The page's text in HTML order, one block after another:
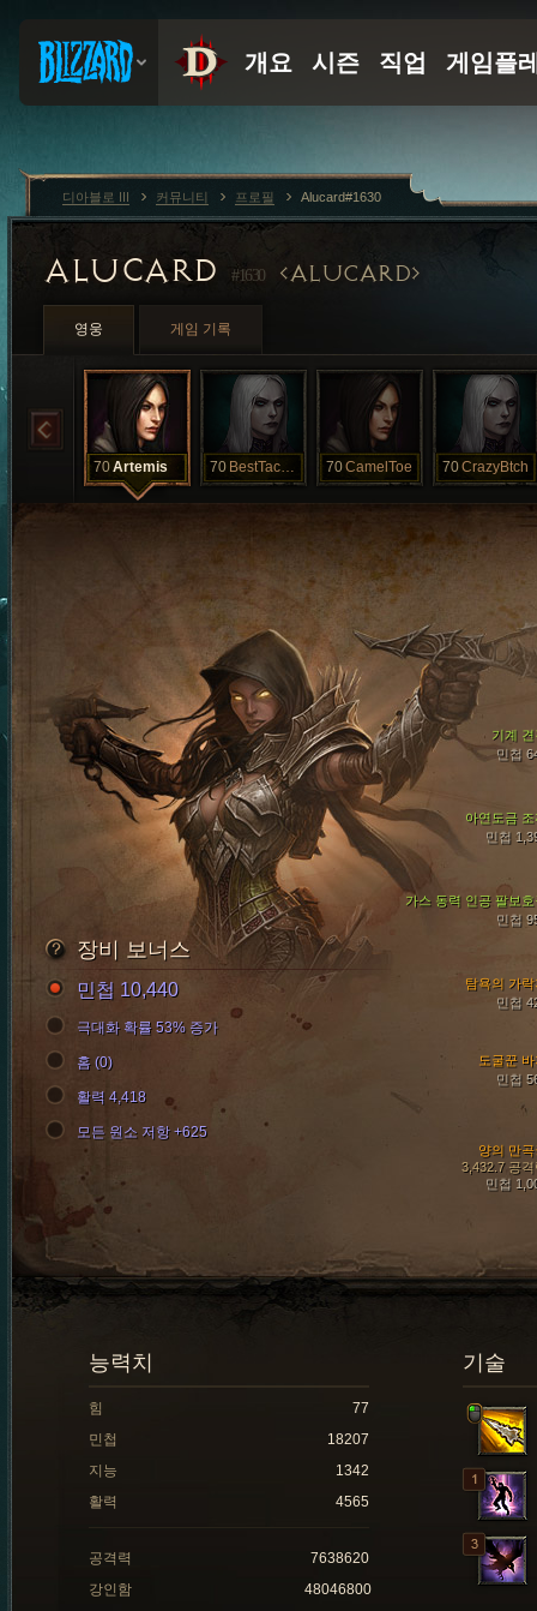
ALUCARD #1630 ALUCARD
영웅 게임 기록
70Artemis 70 BestTacoEver 70CamelToe 70CrazyBtch
아연도금 조
민첩
가스 동력 인공 팔보호
민첩
기계 견
민첩
도굴꾼
민첩
양의 만곡
3,432.7 공격
민첩
탐욕의 가락
민첩
장비 보너스
민첩 10,440
극대화 확률 53% 증가
홈 (0)
활력 4,418
모든 원소 저항 +625
기술
능력치
힘
77
민첩
18207
지능
1342
활력
4565
공격력
7638620
강인함
48046800
디아블로 III 커뮤니티 프로필 Alucard#1630